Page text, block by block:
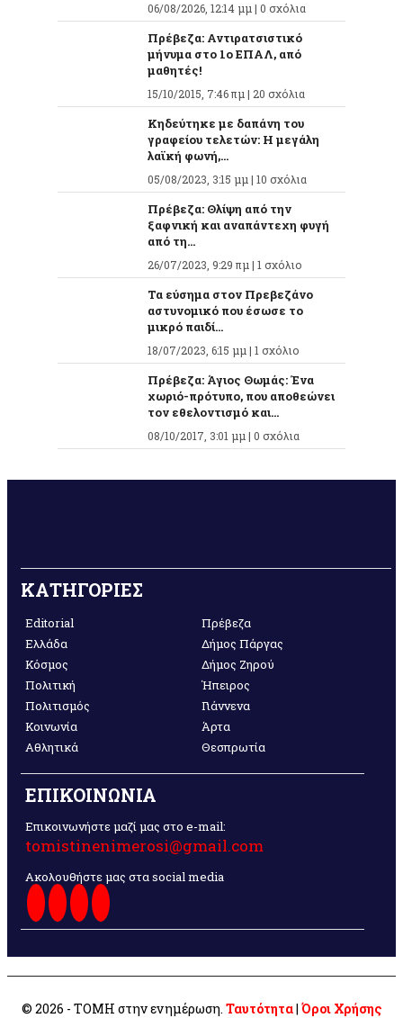
06/08/2026, 12:14 μμ | 0 σχόλια
Πρέβεζα: Αντιρατσιστικό
μήνυμα στο 1ο ΕΠΑΛ, από
μαθητές!
15/10/2015, 7:46 πμ | 20 σχόλια
Κηδεύτηκε με δαπάνη του
γραφείου τελετών: Η μεγάλη
λαϊκή φωνή,...
05/08/2023, 3:15 μμ | 10 σχόλια
Πρέβεζα: Θλίψη από την
ξαφνική και αναπάντεχη φυγή
από τη...
26/07/2023, 9:29 πμ | 1 σχόλιο
Τα εύσημα στον Πρεβεζάνο
αστυνομικό που έσωσε το
μικρό παιδί...
18/07/2023, 6:15 μμ | 1 σχόλιο
Πρέβεζα: Άγιος Θωμάς: Ένα
χωριό-πρότυπο, που αποθεώνει
τον εθελοντισμό και...
08/10/2017, 3:01 μμ | 0 σχόλια
ΚΑΤΗΓΟΡΙΕΣ
Editorial
Ελλάδα
Κόσμος
Πολιτική
Πολιτισμός
Κοινωνία
Αθλητικά
Πρέβεζα
Δήμος Πάργας
Δήμος Ζηρού
Ήπειρος
Γιάννενα
Άρτα
Θεσπρωτία
ΕΠΙΚΟΙΝΩΝΙΑ
Επικοινωνήστε μαζί μας στο e-mail:
tomistinenimerosi@gmail.com
Ακολουθήστε μας στα social media
© 2026 - ΤΟΜΗ στην ενημέρωση. Ταυτότητα| Όροι Χρήσης